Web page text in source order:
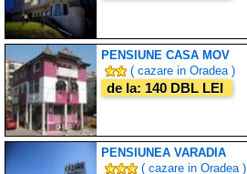
PENSIUNE CASA MOV
( cazare in Oradea )
de la: 140 DBL LEI
PENSIUNEA VARADIA
( cazare in Oradea )